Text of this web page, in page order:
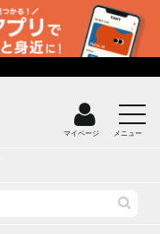
マイページ メニュー